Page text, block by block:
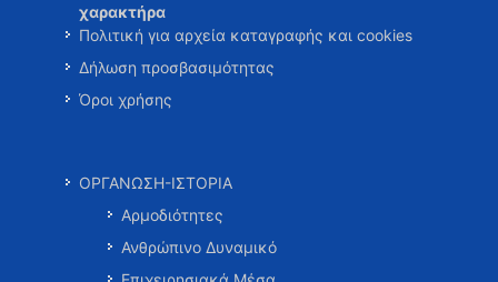
χαρακτήρα
Πολιτική για αρχεία καταγραφής και cookies
Δήλωση προσβασιμότητας
Όροι χρήσης
ΟΡΓΑΝΩΣΗ-ΙΣΤΟΡΙΑ
Αρμοδιότητες
Ανθρώπινο Δυναμικό